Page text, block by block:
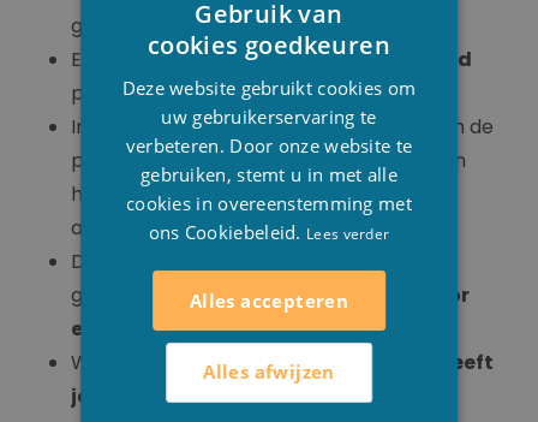
gestimuleerd.
Er vindt eendieptereiniging van de huid
plaats.
In de droge warmte van de sauna worden de
poriën geopend. Door het zweten worden
huid & lichaam gereinigd en afvalstoffen
afgevoerd.
De aanmaak van nieuwe cellen wordt
gestimuleerd en dehuid krijgt daardoor
een oppepper.
Werkt
rustgevend, ontspannend en geeft
je nieuwe energie.
ENGLISH
Gebruik van
cookies goedkeuren
Deze website gebruikt cookies om
uw gebruikerservaring te
verbeteren. Door onze website te
gebruiken, stemt u in met alle
cookies in overeenstemming met
ons Cookiebeleid. Lees verder
Alles accepteren
Alles afwijzen